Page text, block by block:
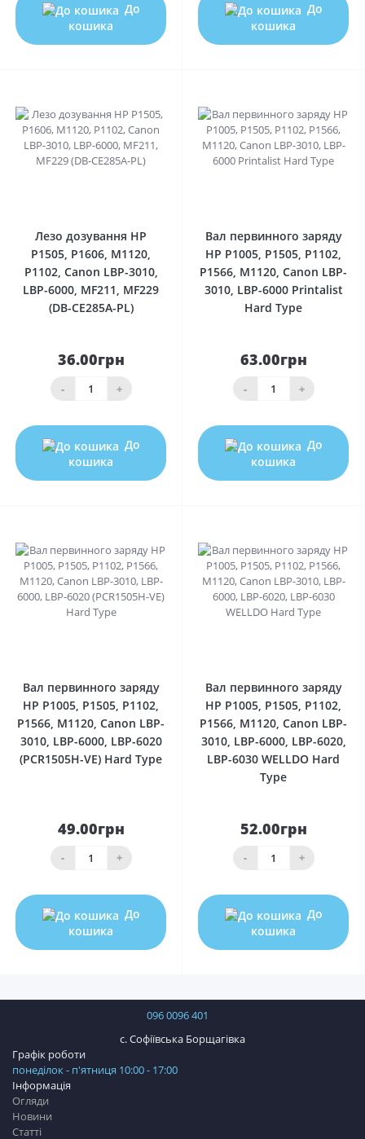
До
кошика
До
кошика
Лезо дозування HP
P1505, P1606, M1120,
P1102, Canon LBP-3010,
LBP-6000, MF211, MF229
(DB-CE285A-PL)
36.00грн
- +
До
кошика
Вал первинного заряду
HP P1005, P1505, P1102,
P1566, M1120, Canon LBP-
3010, LBP-6000 Printalist
Hard Type
63.00грн
- +
До
кошика
Вал первинного заряду
HP P1005, P1505, P1102,
P1566, M1120, Canon LBP-
3010, LBP-6000, LBP-6020
(PCR1505H-VE) Hard Type
49.00грн
- +
До
кошика
Вал первинного заряду
HP P1005, P1505, P1102,
P1566, M1120, Canon LBP-
3010, LBP-6000, LBP-6020,
LBP-6030 WELLDO Hard
Type
52.00грн
- +
До
кошика
096 0096 401
с. Софіївська Борщагівка
Інформація
Огляди
Новини
Статті
Графік роботи
понеділок - п'ятниця 10:00 - 17:00